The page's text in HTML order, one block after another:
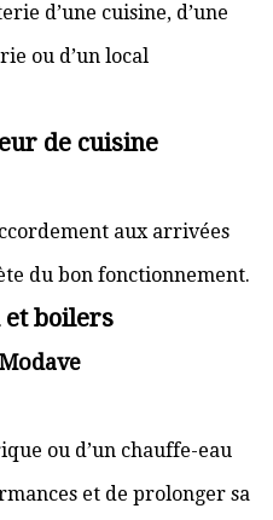
d’une cuisine, d’une
ou d’un local
de cuisine
aux arrivées
du bon fonctionnement.
et boilers
ou d’un chauffe-eau
et de prolonger sa